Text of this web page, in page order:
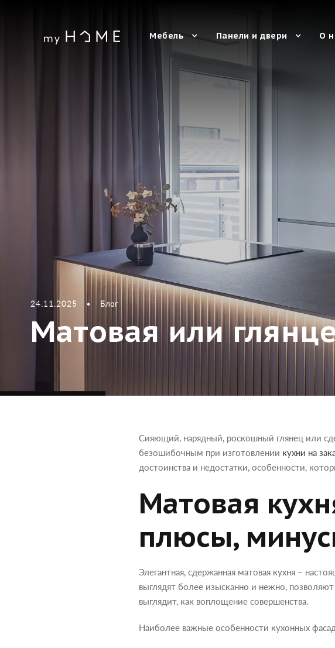
Мебель Панели и двери О
24.11.2025 • Блог
Матовая или
Сияющий, нарядный, роскошный глянец или
безошибочным при изготовлении кухни на
достоинства и недостатки, особенности,
Матовая
плюсы,
Элегантная, сдержанная матовая кухня –
выглядят более изысканно и нежно,
выглядит, как воплощение совершенства.
Наиболее важные особенности кухонных